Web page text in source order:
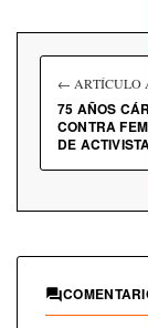
← ARTÍCULO
75 AÑOS
CONTRA
DE